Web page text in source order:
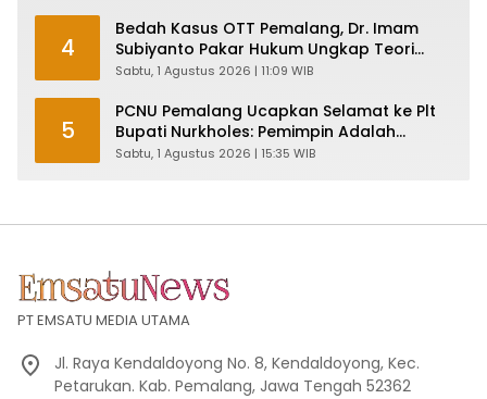
4
Bedah Kasus OTT Pemalang, Dr. Imam
Subiyanto Pakar Hukum Ungkap Teori
Penyertaan KPK
Sabtu, 1 Agustus 2026 | 11:09 WIB
5
PCNU Pemalang Ucapkan Selamat ke Plt
Bupati Nurkholes: Pemimpin Adalah
Pelayan Rakyat!
Sabtu, 1 Agustus 2026 | 15:35 WIB
PT EMSATU MEDIA UTAMA
Jl. Raya Kendaldoyong No. 8, Kendaldoyong, Kec.
Petarukan. Kab. Pemalang, Jawa Tengah 52362